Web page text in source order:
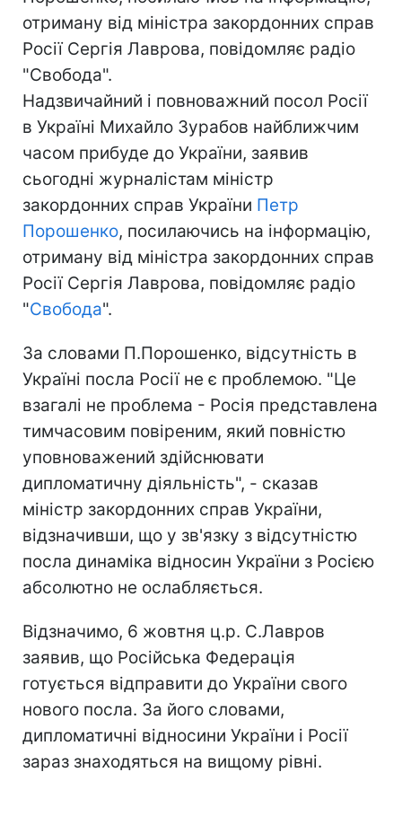
отриману від міністра закордонних справ
Росії Сергія Лаврова, повідомляє радіо
"Свобода".
Надзвичайний і повноважний посол Росії
в Україні Михайло Зурабов найближчим
часом прибуде до України, заявив
сьогодні журналістам міністр
закордонних справ України Петр
Порошенко, посилаючись на інформацію,
отриману від міністра закордонних справ
Росії Сергія Лаврова, повідомляє радіо
"Свобода".
За словами П.Порошенко, відсутність в
Україні посла Росії не є проблемою. "Це
взагалі не проблема - Росія представлена
тимчасовим повіреним, який повністю
уповноважений здійснювати
дипломатичну діяльність", - сказав
міністр закордонних справ України,
відзначивши, що у зв'язку з відсутністю
посла динаміка відносин України з Росією
абсолютно не ослабляється.
Відзначимо, 6 жовтня ц.р. С.Лавров
заявив, що Російська Федерація
готується відправити до України свого
нового посла. За його словами,
дипломатичні відносини України і Росії
зараз знаходяться на вищому рівні.